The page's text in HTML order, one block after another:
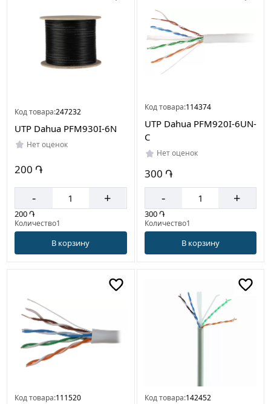
Код товара:247232
UTP Dahua PFM930I-6N
Нет оценок
200 ֏
- +
200 ֏
Количество1
В корзину
Код товара:114374
UTP Dahua PFM920I-6UN-
C
Нет оценок
300 ֏
- +
300 ֏
Количество1
В корзину
Код товара:111520 Код товара:142452